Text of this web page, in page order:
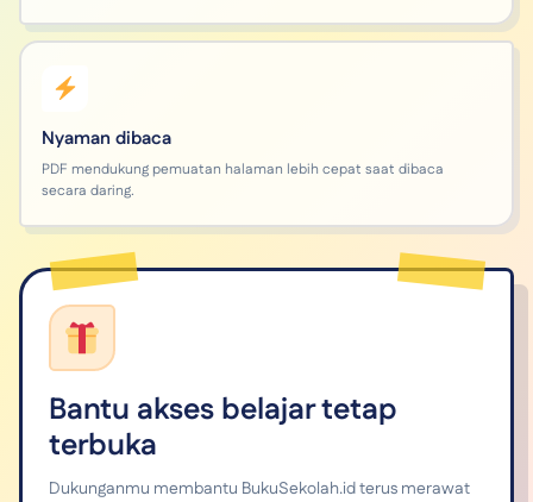
Nyaman dibaca
PDF mendukung pemuatan halaman lebih cepat saat dibaca
secara daring.
Bantu akses belajar tetap
terbuka
Dukunganmu membantu BukuSekolah.id terus merawat